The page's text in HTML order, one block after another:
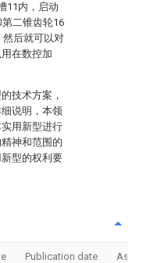
11内，启动
二锥齿轮16
然后就可以对
在数控加
技术方案，
说明，本领
用新型进行
神和范围的
型的权利要
Publication date